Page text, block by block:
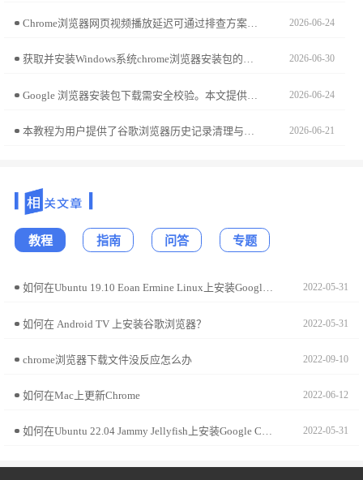
Chrome浏览器网页视频播放延迟可通过排查方案进行优化，用户可发现并解决影响播放流畅度的问题，提升视频观看体验，实现流畅、高质量的视频播放环境。 2026-06-24
获取并安装Windows系统chrome浏览器安装包的步骤清晰易懂，通过简化操作流程，用户能够快速完成部署并投入使用。 2026-06-30
Google 浏览器安装包下载需安全校验。本文提供详细步骤与技巧，帮助用户高效获取安装包并确保安全。 2026-06-24
2026-06-21
教程 指南 问答 专题
如何在Ubuntu 19.10 Eoan Ermine Linux上安装Google Chrome? 2022-05-31
如何在 Android TV 上安装谷歌浏览器？ 2022-05-31
chrome浏览器下载文件没反应怎么办 2022-09-10
如何在Mac上更新Chrome 2022-06-12
如何在Ubuntu 22.04 Jammy Jellyfish上安装Google Chrome? 2022-05-31